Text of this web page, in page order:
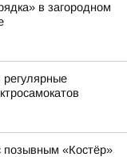
в загородном
«Костёр»